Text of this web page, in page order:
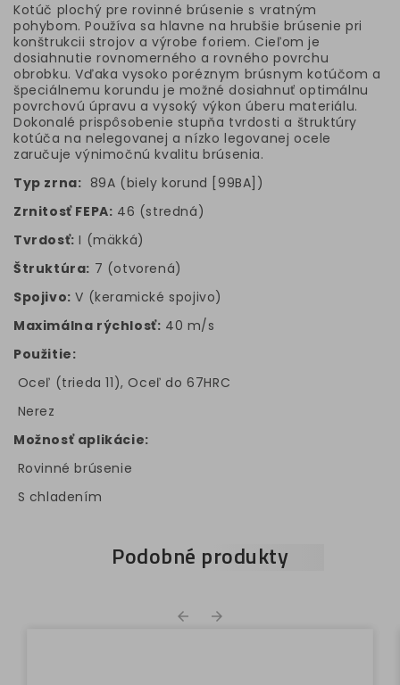
Kotúč plochý pre rovinné brúsenie s vratným
pohybom. Používa sa hlavne na hrubšie brúsenie pri
konštrukcii strojov a výrobe foriem. Cieľom je
dosiahnutie rovnomerného a rovného povrchu
obrobku. Vďaka vysoko poréznym brúsnym kotúčom a
špeciálnemu korundu je možné dosiahnuť optimálnu
povrchovú úpravu a vysoký výkon úberu materiálu.
Dokonalé prispôsobenie stupňa tvrdosti a štruktúry
kotúča na nelegovanej a nízko legovanej ocele
zaručuje výnimočnú kvalitu brúsenia.
Typ zrna: 89A (biely korund [99BA])
Zrnitosť FEPA: 46 (stredná)
Tvrdosť: I (mäkká)
Štruktúra: 7 (otvorená)
Spojivo: V (keramické spojivo)
Maximálna rýchlosť: 40 m/s
Použitie:
Oceľ (trieda 11), Oceľ do 67HRC
Nerez
Možnosť aplikácie:
Rovinné brúsenie
S chladením
Podobné produkty
 